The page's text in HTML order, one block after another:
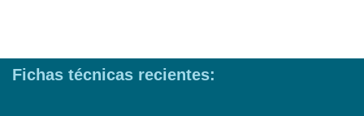
Fichas técnicas recientes: